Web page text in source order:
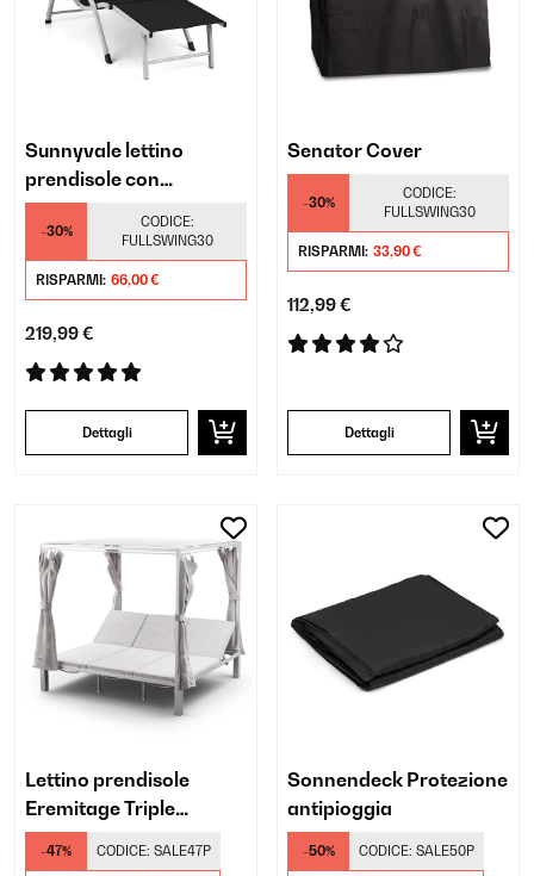
Sunnyvale lettino
prendisole con
poggiapiedi
-30%
CODICE:
FULLSWING30
RISPARMI: 66,00 €
219,99 €
Dettagli
Senator Cover
-30%
CODICE:
FULLSWING30
RISPARMI: 33,90 €
112,99 €
Dettagli
Lettino prendisole
Eremitage Triple
Sunbed
-47% CODICE: SALE47P
Sonnendeck Protezione
antipioggia
-50% CODICE: SALE50P